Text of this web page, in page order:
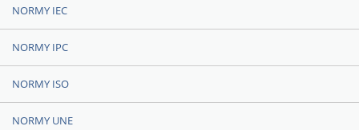
NORMY IEC
NORMY IPC
NORMY ISO
NORMY UNE